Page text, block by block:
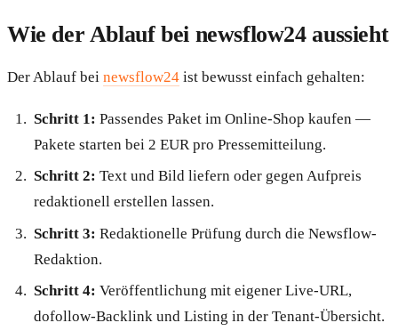
Wie der Ablauf bei newsflow24 aussieht
Der Ablauf bei newsflow24 ist bewusst einfach gehalten:
Schritt 1: Passendes Paket im Online-Shop kaufen —
Pakete starten bei 2 EUR pro Pressemitteilung.
Schritt 2: Text und Bild liefern oder gegen Aufpreis
redaktionell erstellen lassen.
Schritt 3: Redaktionelle Prüfung durch die Newsflow-
Redaktion.
Schritt 4: Veröffentlichung mit eigener Live-URL,
dofollow-Backlink und Listing in der Tenant-Übersicht.